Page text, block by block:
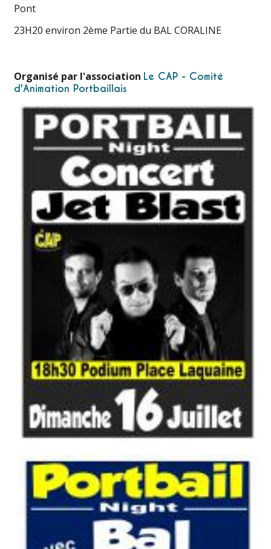
Pont
23H20 environ 2ème Partie du BAL CORALINE
Organisé par l'association Le CAP - Comité
d'Animation Portbaillais